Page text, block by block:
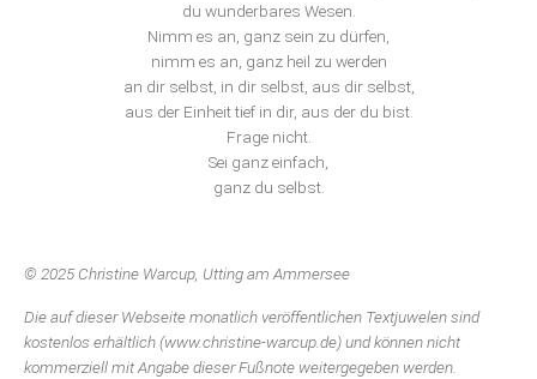
du wunderbares Wesen.
Nimm es an, ganz sein zu dürfen,
nimm es an, ganz heil zu werden
an dir selbst, in dir selbst, aus dir selbst,
aus der Einheit tief in dir, aus der du bist.
Frage nicht.
Sei ganz einfach,
ganz du selbst.
© 2025 Christine Warcup, Utting am Ammersee
Die auf dieser Webseite monatlich veröffentlichen Textjuwelen sind
kostenlos erhältlich (www.christine-warcup.de) und können nicht
kommerziell mit Angabe dieser Fußnote weitergegeben werden.